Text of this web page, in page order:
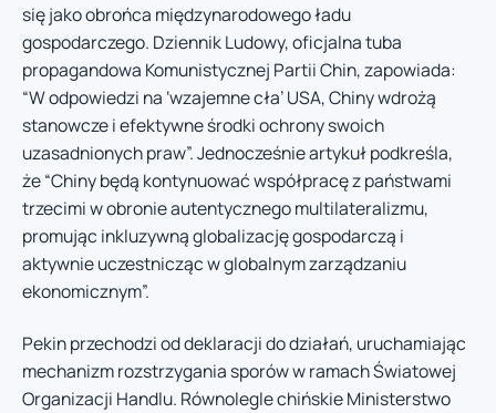
się jako obrońca międzynarodowego ładu
gospodarczego. Dziennik Ludowy, oficjalna tuba
propagandowa Komunistycznej Partii Chin, zapowiada:
“W odpowiedzi na ‘wzajemne cła’ USA, Chiny wdrożą
stanowcze i efektywne środki ochrony swoich
uzasadnionych praw”. Jednocześnie artykuł podkreśla,
że “Chiny będą kontynuować współpracę z państwami
trzecimi w obronie autentycznego multilateralizmu,
promując inkluzywną globalizację gospodarczą i
aktywnie uczestnicząc w globalnym zarządzaniu
ekonomicznym”.
Pekin przechodzi od deklaracji do działań, uruchamiając
mechanizm rozstrzygania sporów w ramach Światowej
Organizacji Handlu. Równolegle chińskie Ministerstwo